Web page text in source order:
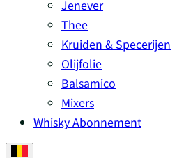
Jenever
Thee
Kruiden & Specerijen
Olijfolie
Balsamico
Mixers
Whisky Abonnement